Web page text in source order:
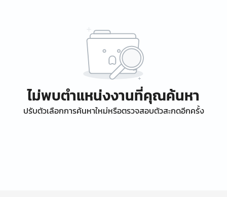
ไม่พบตำแหน่งงานที่คุณค้นหา
ปรับตัวเลือกการค้นหาใหม่หรือตรวจสอบตัวสะกดอีกครั้ง